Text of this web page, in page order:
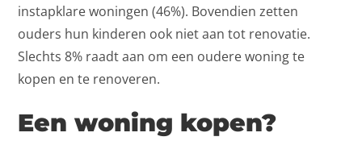
instapklare woningen (46%). Bovendien zetten
ouders hun kinderen ook niet aan tot renovatie.
Slechts 8% raadt aan om een oudere woning te
kopen en te renoveren.
Een woning kopen?